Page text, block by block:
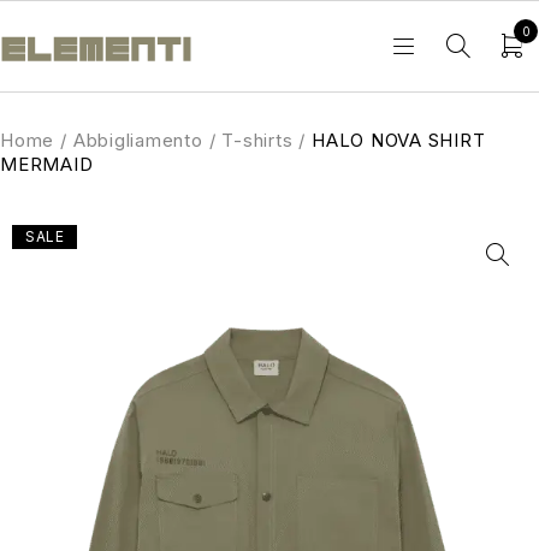
0
Home / Abbigliamento / T-shirts / HALO NOVA SHIRT
MERMAID
SALE